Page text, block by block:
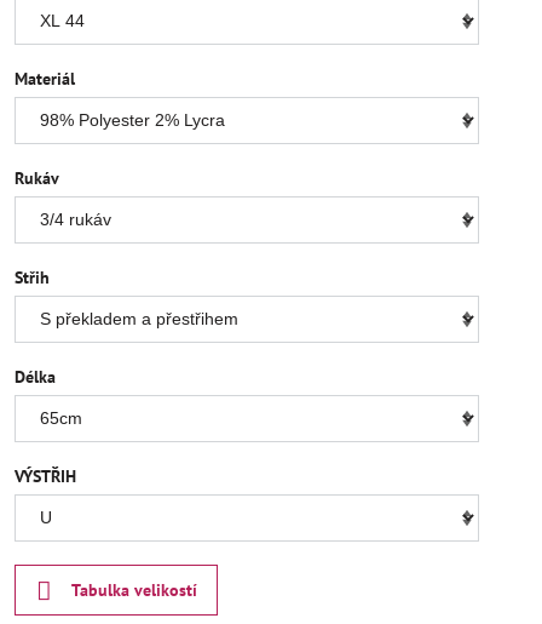
Materiál
Rukáv
Střih
Délka
VÝSTŘIH
Tabulka velikostí